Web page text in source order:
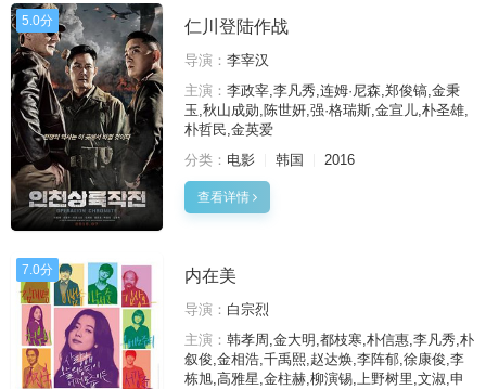
5.0分 仁川登陆作战
导演： 李宰汉
主演： 李政宰,李凡秀,连姆·尼森,郑俊镐,金秉
玉,秋山成勋,陈世妍,强·格瑞斯,金宣儿,朴圣雄,
朴哲民,金英爱
分类： 电影 韩国 2016
查看详情
7.0分 内在美
导演： 白宗烈
主演： 韩孝周,金大明,都枝寒,朴信惠,李凡秀,朴
叙俊,金相浩,千禹熙,赵达焕,李阵郁,徐康俊,李
栋旭,高雅星,金柱赫,柳演锡,上野树里,文淑,申